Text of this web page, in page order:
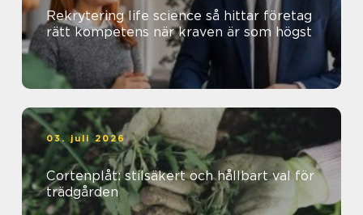
Rekrytering life science så hittar företag
rätt kompetens när kraven är som högst
03. juli 2026
Cortenplåt: stilsäkert och hållbart val för
trädgården